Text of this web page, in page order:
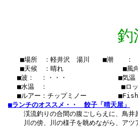
釣
■場所　：軽井沢　湯川　　■潮　　
■天候　：晴れ　　　 　    　　■風向
■波：　：・・・　　　　　   　■気温
■水温　：    　　　　　  　 　■ロッ
■ルアー：チップミノー　　　   ■Fish
■ランチのオススメ・・　餃子「晴天屋」
渓流釣りの合間の腹ごしらえに、鳥井原
川の傍、川の様子を眺めながら、アツ